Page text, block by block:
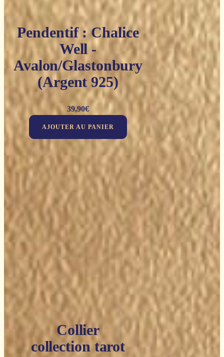
Pendentif : Chalice
Well -
Avalon/Glastonbury
(Argent 925)
39,90€
AJOUTER AU PANIER
Collier
collection tarot